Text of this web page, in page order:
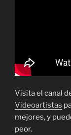
Visita el canal
Videoartistas
mejores, y
peor.